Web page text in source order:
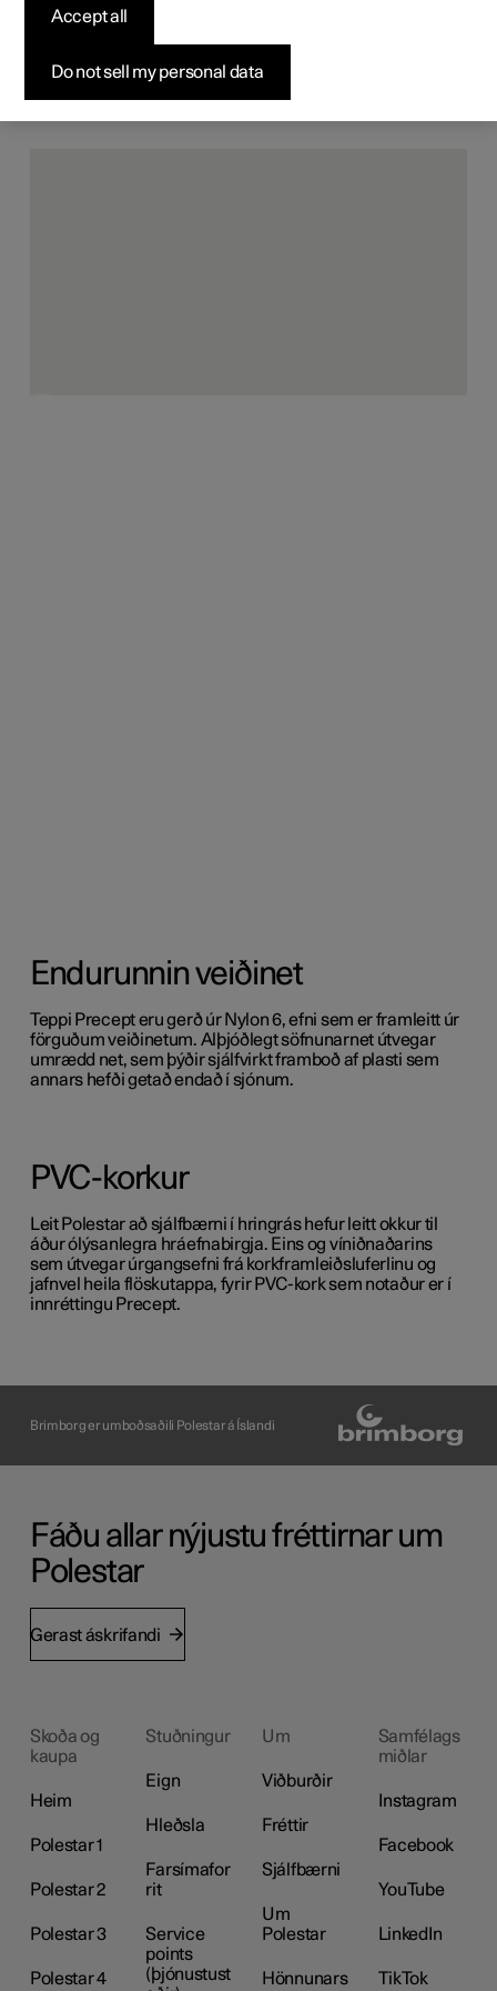
Endurunnin veiðinet
Teppi Precept eru gerð úr Nylon 6, efni sem er framleitt úr
förguðum veiðinetum. Alþjóðlegt söfnunarnet útvegar
umrædd net, sem þýðir sjálfvirkt framboð af plasti sem
annars hefði getað endað í sjónum.
PVC-korkur
Leit Polestar að sjálfbærni í hringrás hefur leitt okkur til
áður ólýsanlegra hráefnabirgja. Eins og víniðnaðarins
sem útvegar úrgangsefni frá korkframleiðsluferlinu og
jafnvel heila flöskutappa, fyrir PVC-kork sem notaður er í
innréttingu Precept.
Brimborg er umboðsaðili Polestar á Íslandi
Fáðu allar nýjustu fréttirnar um
Polestar
Gerast áskrifandi
Skoða og
kaupa
Heim
Polestar 1
Polestar 2
Polestar 3
Polestar 4
Stuðningur
Eign
Hleðsla
Farsímafor
rit
Service
points
(þjónustust
Um
Viðburðir
Fréttir
Sjálfbærni
Um
Polestar
Hönnunars
Samfélags
miðlar
Instagram
Facebook
YouTube
LinkedIn
TikTok
Do not sell my personal data
Accept all